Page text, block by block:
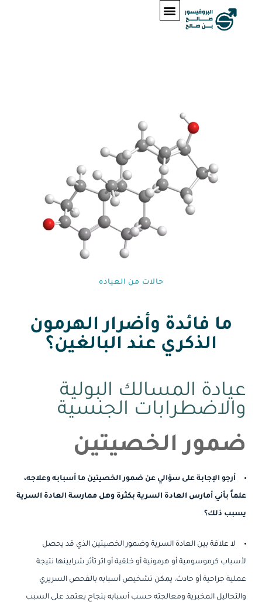
حالات من العياده⁩
ما فائدة وأضرار الهرمون
الذكري عند البالغين؟
عيادة المسالك البولية
والاضطرابات الجنسية
ضمور الخصيتين
أرجو الإجابة على سؤالي عن ضمور الخصيتين ما أسبابه وعلاجه،
علماً بأني أمارس العادة السرية بكثرة وهل ممارسة العادة السرية
يسبب ذلك؟
لا علاقة بين العادة السرية وضمور الخصيتين الذي قد يحصل
لأسباب كرموسومية أو هرمونية أو خلقية أو اثر تأثر شرايينها نتيجة
عملية جراحية أو حادث، يمكن تشخيص أسبابه بالفحص السريري
والتحاليل المخبرية ومعالجته حسب أسبابه بنجاح يعتمد على السبب